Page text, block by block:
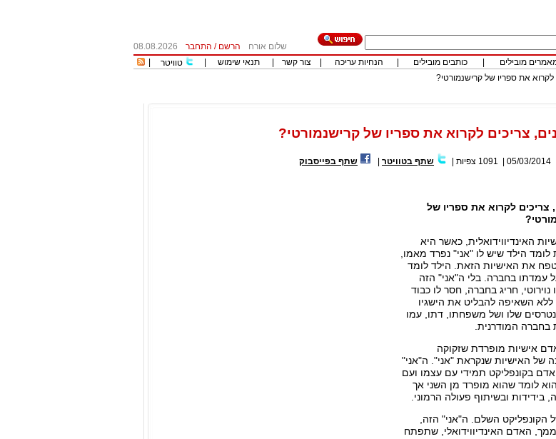
שלום אורח הרשם / התחבר
08.08.2026
מובילים כותבים מובילים הנחיות עריכה צור קשר תנאי שימוש טוויטר
לקרוא את ספריו של קרישנמורטי?
צריכים לקרוא את ספריו של קרישנמורטי?
05/03/2014
1091 צפיות שתף בטוויטר שתף בפייסבוק
צריכים לקרוא את ספריו של
האינדיווידואלית, כאשר היא
הילד שיש לו "אני" נפרד מאמו,
את האישיות הזאת. הילד לומד
עמדתו בחברה. בלי ה"אני" הזה
חריג בחברה, חסר לו כבוד
השאיפה להבליט את הישגיו
שלו ושל משפחתו, דתו, עמו
בחברה המודרנית.
אישיות מופרדת שזקוקה
של האישיות שנקראת "אני". ה"אני"
בקונפליקט תמידי עם עצמו ועם
לומד שהוא מופרד מן השני אך
ובשיתוף פעולה הרמוני.
הקונפליקט השלם. ה"אני" הזה,
האדם האינדיווידואלי, שתפתח